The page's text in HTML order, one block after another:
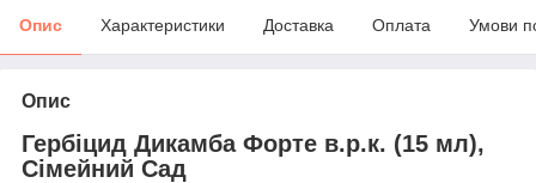
Опис Характеристики Доставка Оплата Умови
Опис
Гербіцид Дикамба Форте в.р.к. (15 мл),
Сімейний Сад